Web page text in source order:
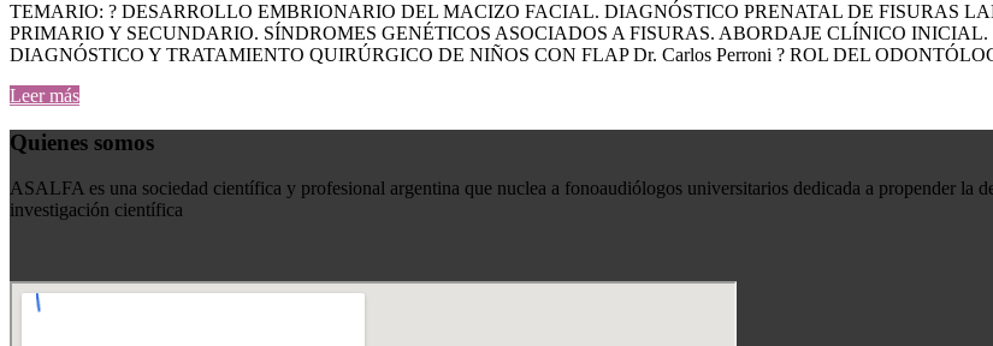
TEMARIO: ? DESARROLLO EMBRIONARIO DEL MACIZO FACIAL. DIAGNÓSTICO PRENATAL DE FISURAS
PRIMARIO Y SECUNDARIO. SÍNDROMES GENÉTICOS ASOCIADOS A FISURAS. ABORDAJE CLÍNICO
DIAGNÓSTICO Y TRATAMIENTO QUIRÚRGICO DE NIÑOS CON FLAP Dr. Carlos Perroni ? ROL DEL
Leer más
Quienes somos
ASALFA es una sociedad científica y profesional argentina que nuclea a fonoaudiólogos universitarios dedicada a propender la
investigación científica